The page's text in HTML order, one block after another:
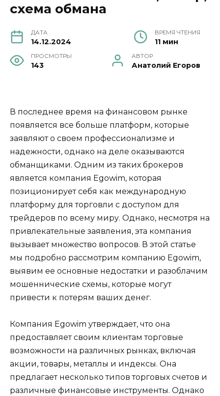
схема обмана
ДАТА
14.12.2024
ВРЕМЯ ЧТЕНИЯ
11 мин
ПРОСМОТРЫ
143
АВТОР
Анатолий Егоров
В последнее время на финансовом рынке
появляется все больше платформ, которые
заявляют о своем профессионализме и
надежности, однако на деле оказываются
обманщиками. Одним из таких брокеров
является компания Egowim, которая
позиционирует себя как международную
платформу для торговли с доступом для
трейдеров по всему миру. Однако, несмотря на
привлекательные заявления, эта компания
вызывает множество вопросов. В этой статье
мы подробно рассмотрим компанию Egowim,
выявим ее основные недостатки и разоблачим
мошеннические схемы, которые могут
привести к потерям ваших денег.
Компания Egowim утверждает, что она
предоставляет своим клиентам торговые
возможности на различных рынках, включая
акции, товары, металлы и индексы. Она
предлагает несколько типов торговых счетов и
различные финансовые инструменты. Однако